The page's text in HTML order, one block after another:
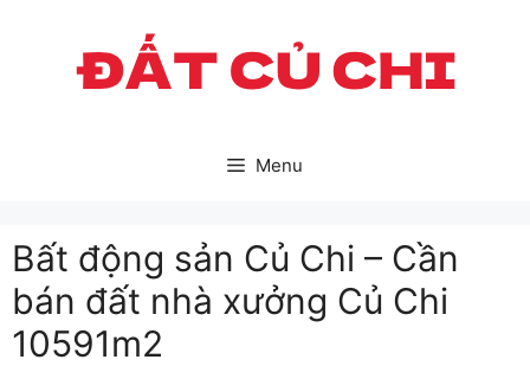
Menu
Bất động sản Củ Chi – Cần
bán đất nhà xưởng Củ Chi
10591m2